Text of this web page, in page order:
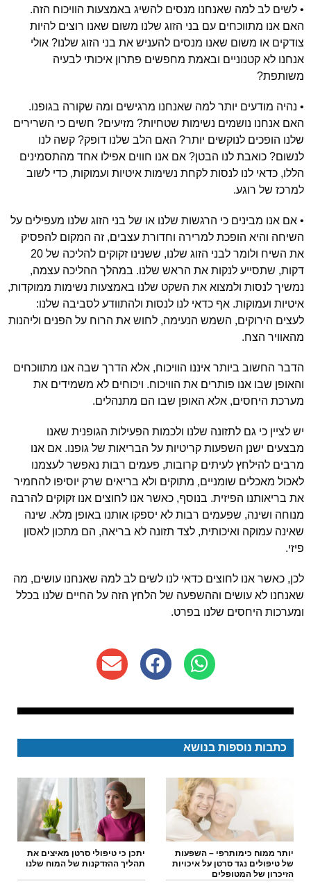
• לשים לב למה שאנחנו מנסים להשיג באמצעות הוויכוח הזה.
האם אנו מתווכחים עם בני הזוג שלנו משום שאנו רוצים להיות
צודקים או משום שאנו מנסים להעניש את בני הזוג שלנו? אולי
אנחנו לא קטנוניים ובאמת מחפשים פתרון איכותי לבעיה
משותפת?
• נהיה מודעים יותר למה שאנחנו מרגישים ומה שקורה בגופנו.
האם אנחנו נושמים נשימות שטחיות? מזיעים? חשים כי השרירים
שלנו הופכים לנוקשים יותר? האם הלב שלנו דופק? קשה לנו
לנשום? כואבת לנו הבטן? אם אנו חווים אפילו אחד מהתסמינים
הללו, כדאי לנו לנסות לקחת נשימות איטיות ועמוקות, כדי לשוב
למרכז של רוגע.
• אם אנו מבינים כי הרגשות שלנו או של בני הזוג שלנו מעפילים על
השיחה והיא הופכת למרירה וחדורת עצבים, זה המקום להפסיק
את השיח ולומר לבני הזוג שלנו, ששנינו זקוקים להליכה של 20
דקות, שתסייע לנקות את הראש שלנו. במהלך ההליכה עצמה,
נמשיך לנסות ולמצוא את השקט שלנו באמצעות נשימות ממוקדות,
איטיות ועמוקות. אף כדאי לנו לנסות ולהתוודע לסביבה שלנו:
לעצים הירוקים, השמש הנעימה, לחוש את הרוח על הפנים וליהנות
מהאוויר הצח.
הדבר החשוב ביותר איננו הוויכוח, אלא הדרך שבה אנו מתווכחים
והאופן שבו אנו פותרים את הוויכוח. ויכוחים לא משמידים את
מערכת היחסים, אלא האופן שבו הם מתנהלים.
יש לציין כי גם לתזונה שלנו ולכמות הפעילות הגופנית שאנו
מבצעים ישנן השפעות קריטיות על הבריאות של גופנו. אם אנו
מרבים להילחץ לעיתים קרובות, פעמים רבות נאפשר לעצמנו
לאכול מאכלים שומניים, מתוקים ולא בריאים שרק יוסיפו להחמיר
את בריאותנו הפיזית. בנוסף, כאשר אנו לחוצים אנו זקוקים להרבה
מנוחה ושינה, שפעמים רבות לא יספקו אותנו באופן מלא. שינה
שאינה עמוקה ואיכותית, לצד תזונה לא בריאה, הם מתכון לאסון
פיזי.
לכן, כאשר אנו לחוצים כדאי לנו לשים לב למה שאנחנו עושים, מה
שאנחנו לא עושים וההשפעה של הלחץ הזה על החיים שלנו בכלל
ומערכות היחסים שלנו בפרט.
כתבות נוספות בנושא
יותר ממוח כימותרפי – השפעות
של טיפולים נגד סרטן על איכויות
הזיכרון של המטופלים
יתכן כי טיפולי סרטן מאיצים את
תהליך ההזדקנות של המוח שלנו